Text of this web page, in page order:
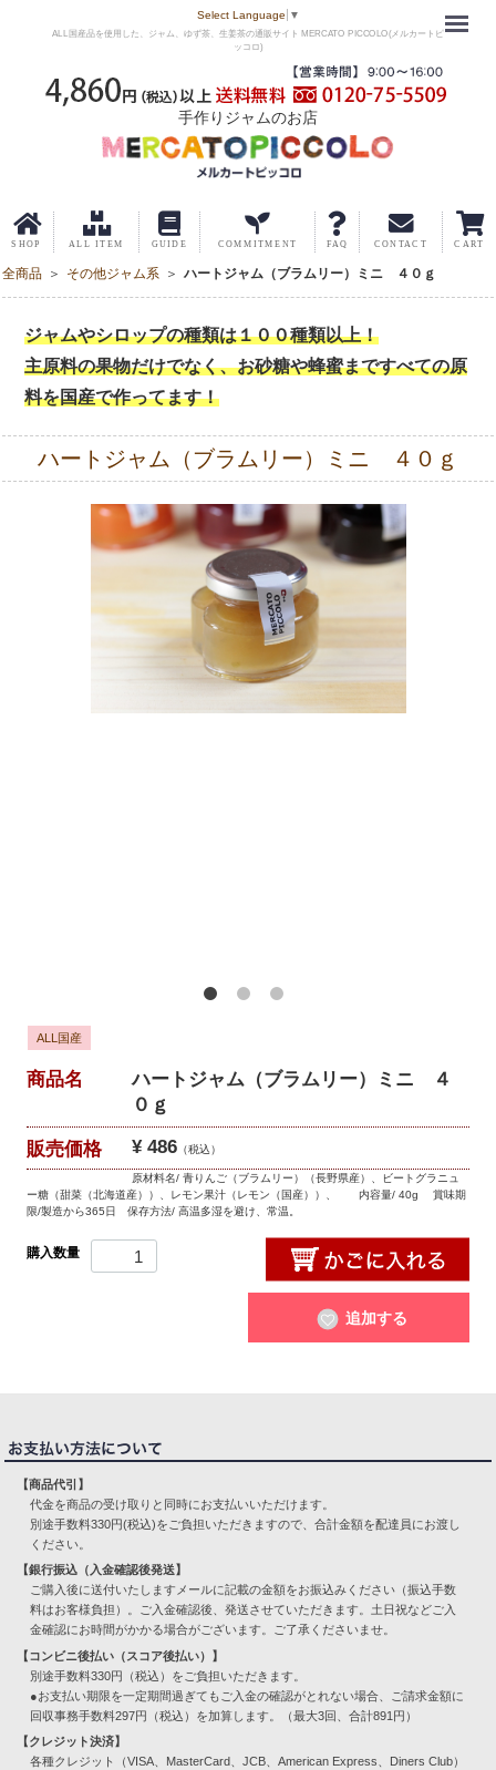
ALL国産品を使用した、ジャム、ゆず茶、生姜茶の通販サイト MERCATO PICCOLO(メルカートピ
ッコロ)
Select Language ▼
手作りジャムのお店
全商品 その他ジャム系 ハートジャム（ブラムリー）ミニ ４０ｇ
ジャムやシロップの種類は１００種類以上！
主原料の果物だけでなく、お砂糖や蜂蜜まですべての原
料を国産で作ってます！
ハートジャム（ブラムリー）ミニ ４０ｇ
ALL国産
商品名
ハートジャム（ブラムリー）ミニ ４
０ｇ
販売価格 ¥ 486 （税込）
原材料名/ 青りんご（ブラムリー）（長野県産）、ビートグラニュ
ー糖（甜菜（北海道産））、レモン果汁（レモン（国産））、 内容量/ 40g 賞味期
限/製造から365日 保存方法/ 高温多湿を避け、常温。
購入数量
追加する
【商品代引】
代金を商品の受け取りと同時にお支払いいただけます。
別途手数料330円(税込)をご負担いただきますので、合計金額を配達員にお渡し
ください。
【銀行振込（入金確認後発送】
ご購入後に送付いたしますメールに記載の金額をお振込みください（振込手数
料はお客様負担）。ご入金確認後、発送させていただきます。土日祝などご入
金確認にお時間がかかる場合がございます。ご了承くださいませ。
【コンビニ後払い（スコア後払い）】
別途手数料330円（税込）をご負担いただきます。
●お支払い期限を一定期間過ぎてもご入金の確認がとれない場合、ご請求金額に
回収事務手数料297円（税込）を加算します。（最大3回、合計891円）
【クレジット決済】
各種クレジット（VISA、MasterCard、JCB、American Express、Diners Club）